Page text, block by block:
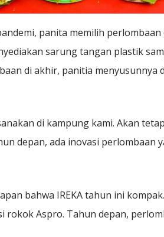
panita memilih
sarung tangan plastik
di akhir, panitia menyusunnya
di kampung kami. Akan
depan, ada inovasi perlombaan
bahwa IREKA tahun ini
rokok Aspro. Tahun depan,